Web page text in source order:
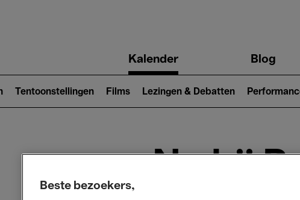
navigationKalender Blog
Tentoonstellingen Films Lezingen & Debatten
Nu bij
Beste bezoekers,